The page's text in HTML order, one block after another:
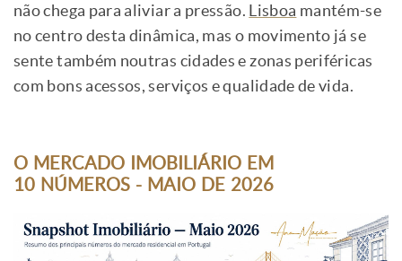
não chega para aliviar a pressão. Lisboa mantém-se
no centro desta dinâmica, mas o movimento já se
sente também noutras cidades e zonas periféricas
com bons acessos, serviços e qualidade de vida.
O MERCADO IMOBILIÁRIO EM
10 NÚMEROS - MAIO DE 2026